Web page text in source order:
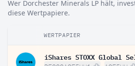
Wer Dorchester Minerals LP hält,
diese Wertpapiere.
WERTPAPIER